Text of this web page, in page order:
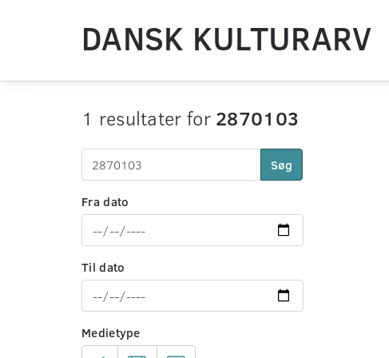
DANSK KULTURARV
1 resultater for 2870103
Søg
Fra dato
Til dato
Medietype